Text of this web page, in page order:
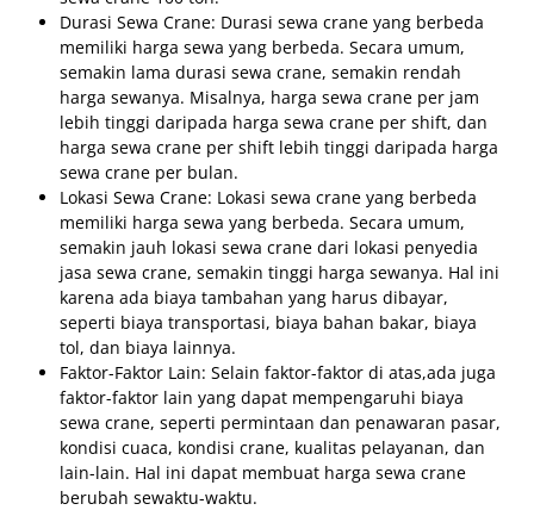
Durasi Sewa Crane: Durasi sewa crane yang berbeda
memiliki harga sewa yang berbeda. Secara umum,
semakin lama durasi sewa crane, semakin rendah
harga sewanya. Misalnya, harga sewa crane per jam
lebih tinggi daripada harga sewa crane per shift, dan
harga sewa crane per shift lebih tinggi daripada harga
sewa crane per bulan.
Lokasi Sewa Crane: Lokasi sewa crane yang berbeda
memiliki harga sewa yang berbeda. Secara umum,
semakin jauh lokasi sewa crane dari lokasi penyedia
jasa sewa crane, semakin tinggi harga sewanya. Hal ini
karena ada biaya tambahan yang harus dibayar,
seperti biaya transportasi, biaya bahan bakar, biaya
tol, dan biaya lainnya.
Faktor-Faktor Lain: Selain faktor-faktor di atas,ada juga
faktor-faktor lain yang dapat mempengaruhi biaya
sewa crane, seperti permintaan dan penawaran pasar,
kondisi cuaca, kondisi crane, kualitas pelayanan, dan
lain-lain. Hal ini dapat membuat harga sewa crane
berubah sewaktu-waktu.